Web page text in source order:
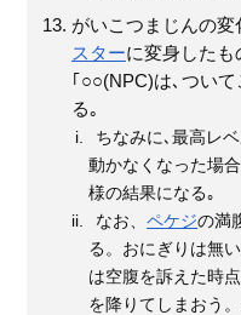
がいこつまじんの
スターに変身した
｢○○(NPC)は､つい
る｡
ちなみに､最高レ
動かなくなった場
様の結果になる｡
なお、ペケジの満
る。おにぎりは無
は空腹を訴えた時
を降りてしまおう